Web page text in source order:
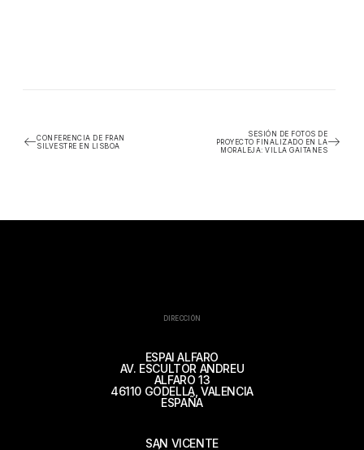
CONFERENCIA DE FRAN
SILVESTRE EN LISBOA
SESIÓN DE FOTOS DE
PROYECTO FINALIZADO EN LA
MORALEJA: VILLA GAITANES
DIRECCIÓN
ESPAI ALFARO
AV. ESCULTOR ANDREU
ALFARO 13
46110 GODELLA, VALENCIA
ESPAÑA
SAN VICENTE